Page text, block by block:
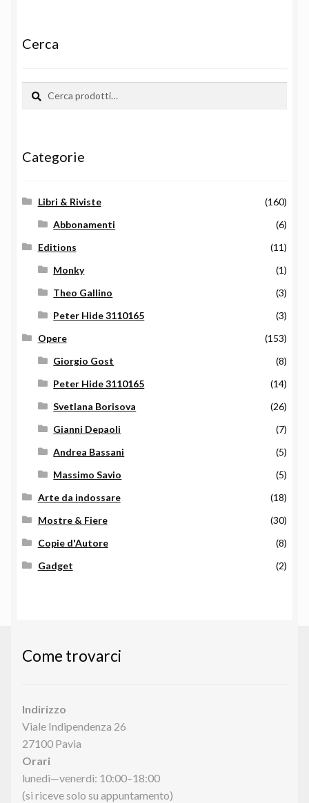
Cerca
Cerca:
Cerca
Categorie
Libri & Riviste
(160)
Abbonamenti
(6)
Editions
(11)
Monky
(1)
Theo Gallino
(3)
Peter Hide 3110165
(3)
Opere
(153)
Giorgio Gost
(8)
Peter Hide 3110165
(14)
Svetlana Borisova
(26)
Gianni Depaoli
(7)
Andrea Bassani
(5)
Massimo Savio
(5)
Arte da indossare
(18)
Mostre & Fiere
(30)
Copie d'Autore
(8)
Gadget
(2)
Come trovarci
Indirizzo
Viale Indipendenza 26
27100 Pavia
Orari
lunedì—venerdì: 10:00–18:00
(si riceve solo su appuntamento)